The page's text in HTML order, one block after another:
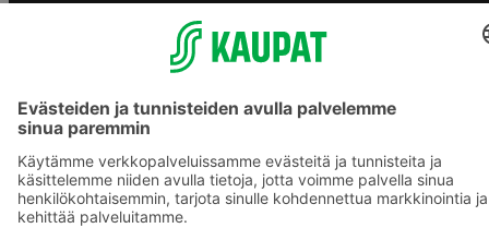
S-ostoslista -sovellus
Prisma.fi
Sokos.fi
S-Pankki
Yhteishyvä